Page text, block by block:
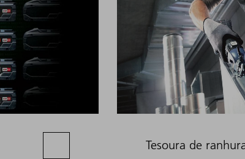
Tesoura de